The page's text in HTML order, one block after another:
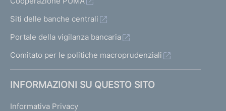
Siti delle banche centrali
Portale della vigilanza bancaria
Comitato per le politiche macroprudenziali
INFORMAZIONI SU QUESTO SITO
Informativa Privacy